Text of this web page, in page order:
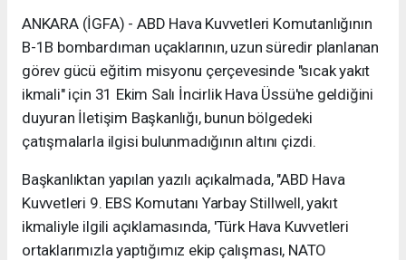
ANKARA (İGFA) - ABD Hava Kuvvetleri Komutanlığının
B-1B bombardıman uçaklarının, uzun süredir planlanan
görev gücü eğitim misyonu çerçevesinde "sıcak yakıt
ikmali" için 31 Ekim Salı İncirlik Hava Üssü'ne geldiğini
duyuran İletişim Başkanlığı, bunun bölgedeki
çatışmalarla ilgisi bulunmadığının altını çizdi.
Başkanlıktan yapılan yazılı açıkalmada, "ABD Hava
Kuvvetleri 9. EBS Komutanı Yarbay Stillwell, yakıt
ikmaliyle ilgili açıklamasında, 'Türk Hava Kuvvetleri
ortaklarımızla yaptığımız ekip çalışması, NATO